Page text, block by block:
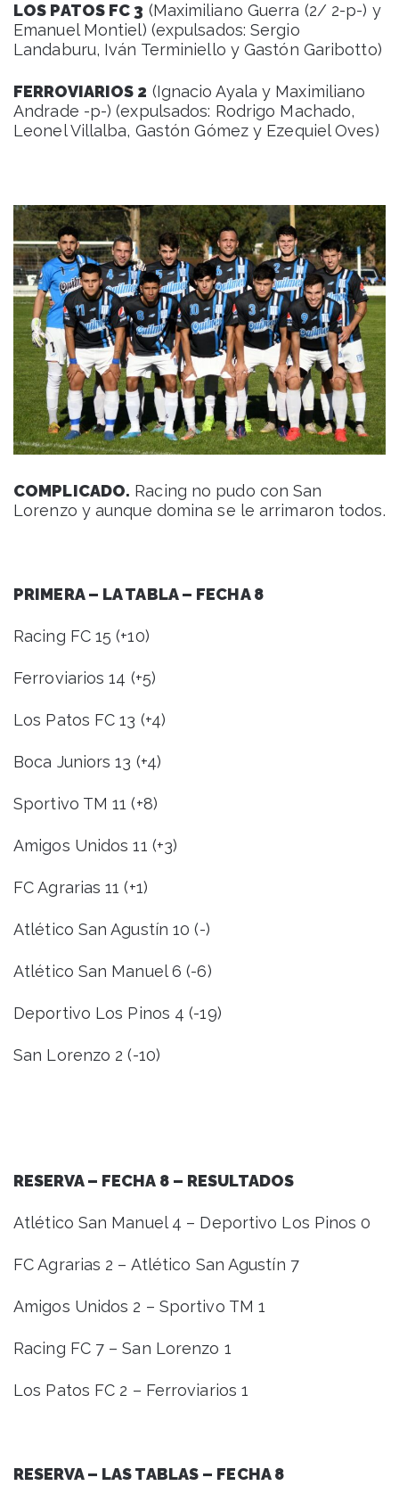
LOS PATOS FC 3 (Maximiliano Guerra (2/ 2-p-) y
Emanuel Montiel) (expulsados: Sergio
Landaburu, Iván Terminiello y Gastón Garibotto)
FERROVIARIOS 2 (Ignacio Ayala y Maximiliano
Andrade -p-) (expulsados: Rodrigo Machado,
Leonel Villalba, Gastón Gómez y Ezequiel Oves)
COMPLICADO. Racing no pudo con San
Lorenzo y aunque domina se le arrimaron todos.
PRIMERA – LA TABLA – FECHA 8
Racing FC 15 (+10)
Ferroviarios 14 (+5)
Los Patos FC 13 (+4)
Boca Juniors 13 (+4)
Sportivo TM 11 (+8)
Amigos Unidos 11 (+3)
FC Agrarias 11 (+1)
Atlético San Agustín 10 (-)
Atlético San Manuel 6 (-6)
Deportivo Los Pinos 4 (-19)
San Lorenzo 2 (-10)
RESERVA – FECHA 8 – RESULTADOS
Atlético San Manuel 4 – Deportivo Los Pinos 0
FC Agrarias 2 – Atlético San Agustín 7
Amigos Unidos 2 – Sportivo TM 1
Racing FC 7 – San Lorenzo 1
Los Patos FC 2 – Ferroviarios 1
RESERVA – LAS TABLAS – FECHA 8